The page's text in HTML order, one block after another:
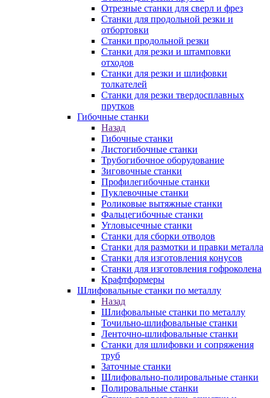
Отрезные станки для сверл и фрез
Станки для продольной резки и
отбортовки
Станки продольной резки
Станки для резки и штамповки
отходов
Станки для резки и шлифовки
толкателей
Станки для резки твердосплавных
прутков
Гибочные станки
Назад
Гибочные станки
Листогибочные станки
Трубогибочное оборудование
Зиговочные станки
Профилегибочные станки
Пуклевочные станки
Роликовые вытяжные станки
Фальцегибочные станки
Угловысечные станки
Станки для сборки отводов
Станки для размотки и правки металла
Станки для изготовления конусов
Станки для изготовления гофроколена
Крафтформеры
Шлифовальные станки по металлу
Назад
Шлифовальные станки по металлу
Точильно-шлифовальные станки
Ленточно-шлифовальные станки
Станки для шлифовки и сопряжения
труб
Заточные станки
Шлифовально-полировальные станки
Полировальные станки